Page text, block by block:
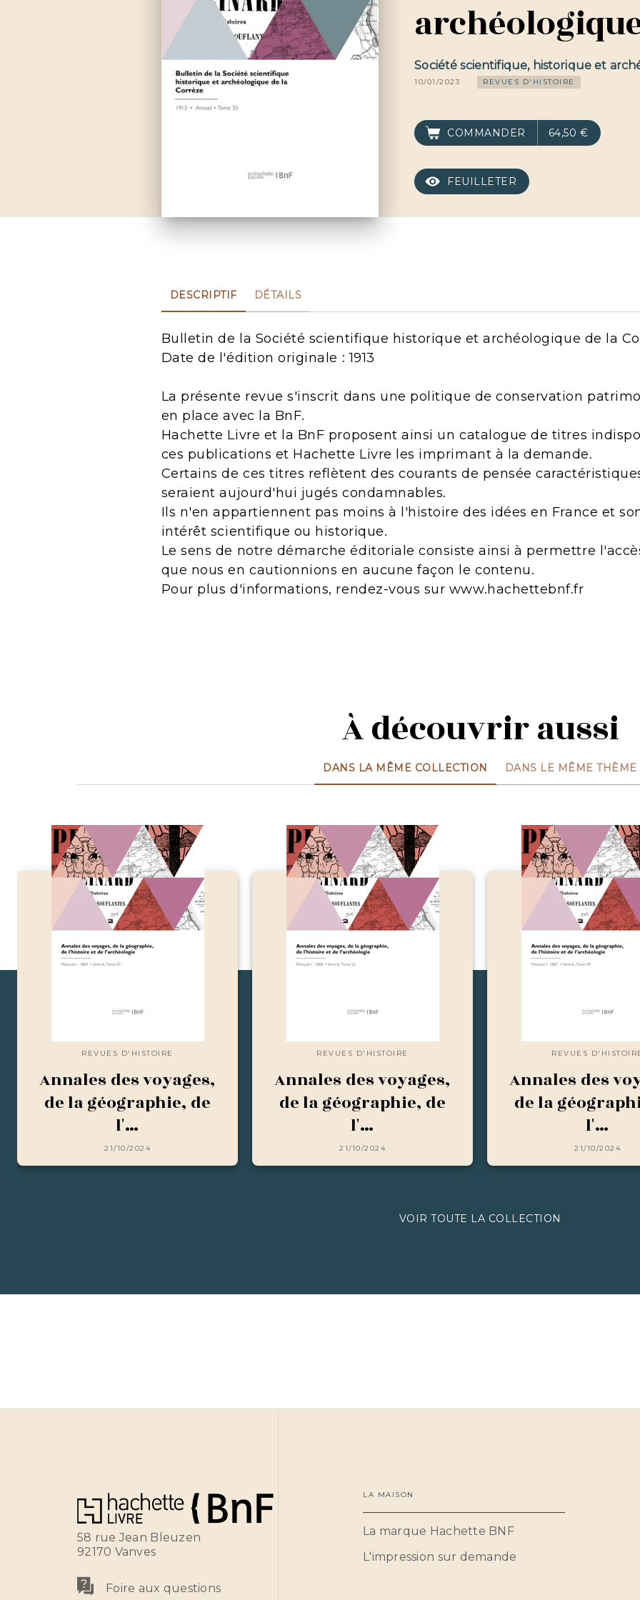
Société scientifique, historique et
10/01/2023 REVUES D'HISTOIRE
COMMANDER 64,50 €
FEUILLETER
DESCRIPTIF DÉTAILS
Bulletin de la Société scientifique historique et archéologique de la
Date de l'édition originale : 1913
La présente revue s'inscrit dans une politique de conservation
en place avec la BnF.
Hachette Livre et la BnF proposent ainsi un catalogue de titres
ces publications et Hachette Livre les imprimant à la demande.
Certains de ces titres reflètent des courants de pensée
seraient aujourd'hui jugés condamnables.
Ils n'en appartiennent pas moins à l'histoire des idées en France et
intérêt scientifique ou historique.
Le sens de notre démarche éditoriale consiste ainsi à permettre
que nous en cautionnions en aucune façon le contenu.
Pour plus d'informations, rendez-vous sur www.hachettebnf.fr
À découvrir aussi
DANS LA MÊME COLLECTION DANS LE MÊME THÈME
REVUES D'HISTOIRE
Annales des voyages,
de la géographie, de
l'…
21/10/2024
REVUES D'HISTOIRE
Annales des voyages,
de la géographie, de
l'…
21/10/2024
REVUES
Annales des
de la
l'…
21/10/2024
VOIR TOUTE LA COLLECTION
58 rue Jean Bleuzen
92170 Vanves
Foire aux questions
LA MAISON
La marque Hachette BNF
L'impression sur demande